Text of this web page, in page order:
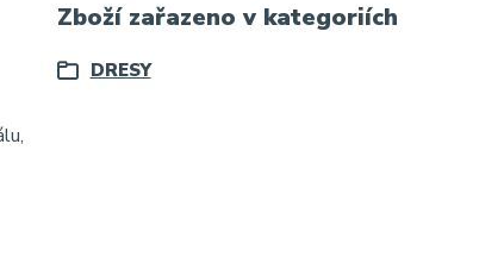
Zboží zařazeno v kategoriích
DRESY